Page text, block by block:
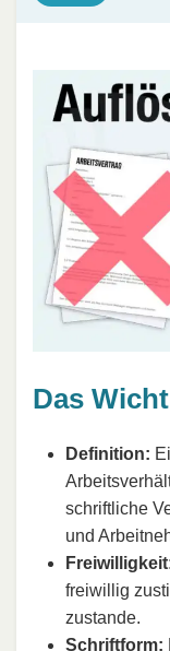
Das
Definition:
schriftliche
und
freiwillig
zustande.
Schriftform: